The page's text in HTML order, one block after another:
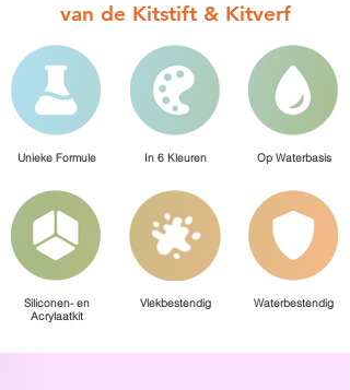
van de Kitstift & Kitverf
Unieke Formule In 6 Kleuren Op Waterbasis
Siliconen- en
Acrylaatkit
Vlekbestendig Waterbestendig